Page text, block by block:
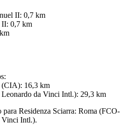
II: 0,7 km
II: 0,7 km
(CIA): 16,3 km
da Vinci Intl.): 29,3 km
para Residenza Sciarra: Roma (FCO-
Vinci Intl.).